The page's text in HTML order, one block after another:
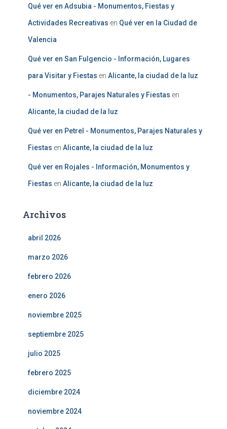
Qué ver en Adsubia - Monumentos, Fiestas y
Actividades Recreativas en Qué ver en la Ciudad de
Valencia
Qué ver en San Fulgencio - Información, Lugares
para Visitar y Fiestas en Alicante, la ciudad de la luz
- Monumentos, Parajes Naturales y Fiestas en
Alicante, la ciudad de la luz
Qué ver en Petrel - Monumentos, Parajes Naturales y
Fiestas en Alicante, la ciudad de la luz
Qué ver en Rojales - Información, Monumentos y
Fiestas en Alicante, la ciudad de la luz
Archivos
abril 2026
marzo 2026
febrero 2026
enero 2026
noviembre 2025
septiembre 2025
julio 2025
febrero 2025
diciembre 2024
noviembre 2024